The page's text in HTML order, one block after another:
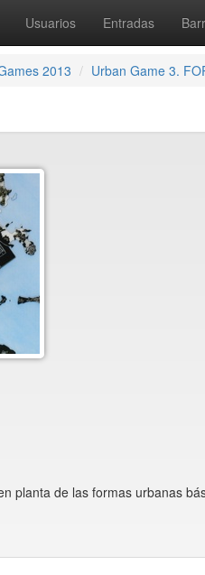
Usuarios Entradas
2013 Urban Game 3.
planta de las formas urbanas